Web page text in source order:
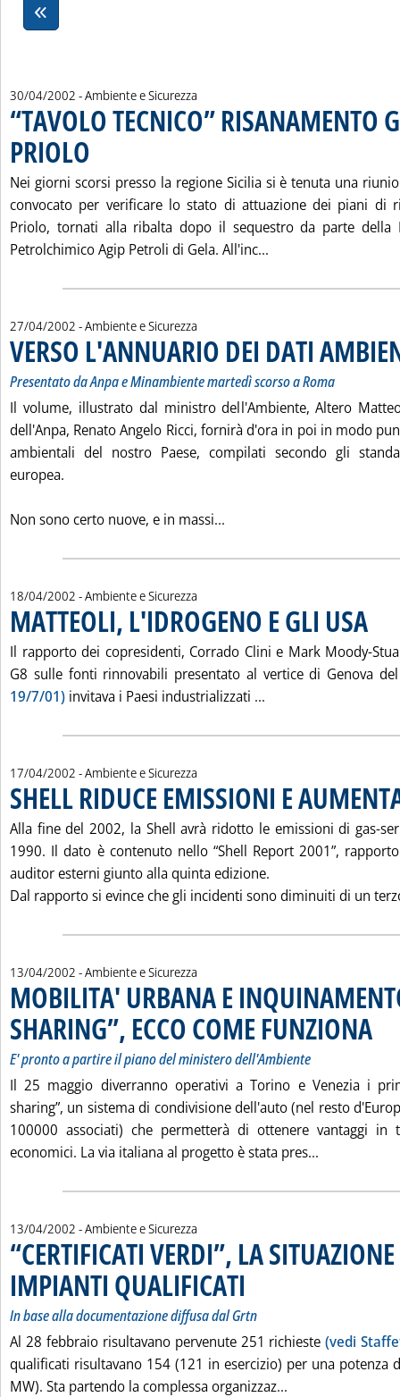
30/04/2002 - Ambiente e Sicurezza
“TAVOLO TECNICO” RISANAMENTO
PRIOLO
Nei giorni scorsi presso la regione Sicilia si è tenuta una
convocato per verificare lo stato di attuazione dei piani di
Priolo, tornati alla ribalta dopo il sequestro da parte della
Petrolchimico Agip Petroli di Gela. All'inc...
27/04/2002 - Ambiente e Sicurezza
VERSO L'ANNUARIO DEI DATI
Presentato da Anpa e Minambiente martedì scorso a Roma
Il volume, illustrato dal ministro dell'Ambiente, Altero
dell'Anpa, Renato Angelo Ricci, fornirà d'ora in poi in modo
ambientali del nostro Paese, compilati secondo gli
europea.
Non sono certo nuove, e in massi...
18/04/2002 - Ambiente e Sicurezza
MATTEOLI, L'IDROGENO E GLI USA
Il rapporto dei copresidenti, Corrado Clini e Mark Moody-
G8 sulle fonti rinnovabili presentato al vertice di Genova
19/7/01) invitava i Paesi industrializzati ...
17/04/2002 - Ambiente e Sicurezza
SHELL RIDUCE EMISSIONI E
Alla fine del 2002, la Shell avrà ridotto le emissioni di gas-
1990. Il dato è contenuto nello “Shell Report 2001”,
auditor esterni giunto alla quinta edizione.
Dal rapporto si evince che gli incidenti sono diminuiti di un
13/04/2002 - Ambiente e Sicurezza
MOBILITA' URBANA E
SHARING”, ECCO COME FUNZIONA
E' pronto a partire il piano del ministero dell'Ambiente
Il 25 maggio diverranno operativi a Torino e Venezia i
sharing”, un sistema di condivisione dell'auto (nel resto
100000 associati) che permetterà di ottenere vantaggi in
economici. La via italiana al progetto è stata pres...
13/04/2002 - Ambiente e Sicurezza
“CERTIFICATI VERDI”, LA
IMPIANTI QUALIFICATI
In base alla documentazione diffusa dal Grtn
Al 28 febbraio risultavano pervenute 251 richieste(vedi
qualificati risultavano 154 (121 in esercizio) per una potenza
MW). Sta partendo la complessa organizzaz...